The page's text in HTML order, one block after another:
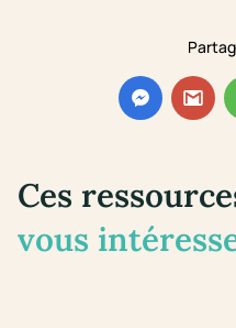
Ces
vous